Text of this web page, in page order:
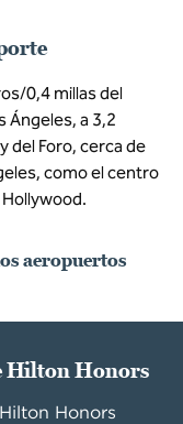
0,4 millas del
Ángeles, a 3,2
del Foro, cerca de
como el centro
aeropuertos
Hilton Honors
Honors